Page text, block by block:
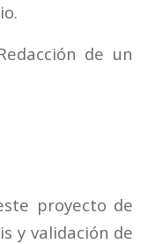
de un
proyecto de
y validación de